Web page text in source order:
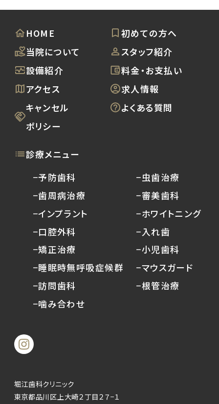
HOME
初めての方へ
当院について
スタッフ紹介
設備紹介
料金・お支払い
アクセス
求人情報
キャンセル
ポリシー
よくある質問
診療メニュー
−予防歯科
−歯周病治療
−インプラント
−口腔外科
−矯正治療
−睡眠時無呼吸症候群
−訪問歯科
−噛み合わせ
−虫歯治療
−審美歯科
−ホワイトニング
−入れ歯
−小児歯科
−マウスガード
−根管治療
堀江歯科クリニック
東京都品川区上大崎２丁目２７−１